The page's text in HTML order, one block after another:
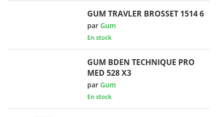
GUM TRAVLER BROSSET 1514 6
parGum
En stock
GUM BDEN TECHNIQUE PRO
MED 528 X3
parGum
En stock